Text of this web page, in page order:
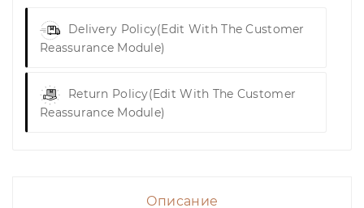
Delivery Policy(edit With The Customer
Reassurance Module)
Return Policy(edit With The Customer
Reassurance Module)
Описание